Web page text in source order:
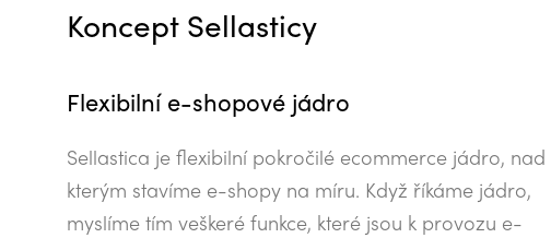
Koncept Sellasticy
Flexibilní e-shopové jádro
Sellastica je flexibilní pokročilé ecommerce jádro, nad
kterým stavíme e-shopy na míru. Když říkáme jádro,
myslíme tím veškeré funkce, které jsou k provozu e-